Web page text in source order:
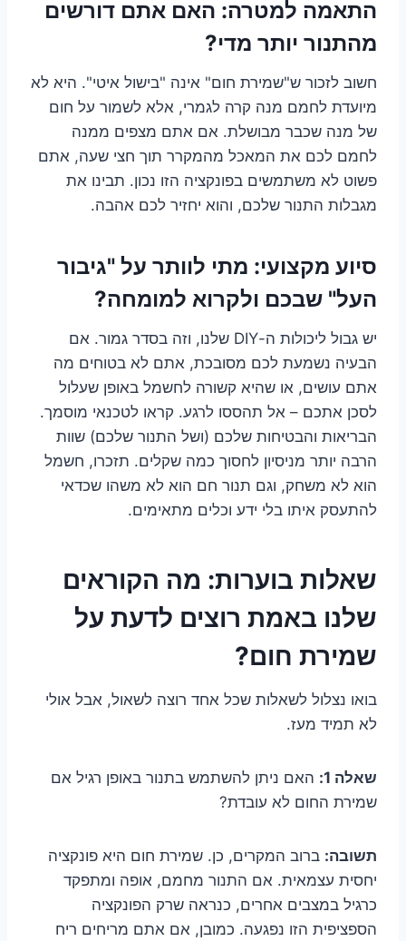
התאמה למטרה: האם אתם דורשים
מהתנור יותר מדי?
חשוב לזכור ש"שמירת חום" אינה "בישול איטי". היא לא
מיועדת לחמם מנה קרה לגמרי, אלא לשמור על חום
של מנה שכבר מבושלת. אם אתם מצפים ממנה
לחמם לכם את המאכל מהמקרר תוך חצי שעה, אתם
פשוט לא משתמשים בפונקציה הזו נכון. תבינו את
מגבלות התנור שלכם, והוא יחזיר לכם אהבה.
סיוע מקצועי: מתי לוותר על "גיבור
העל" שבכם ולקרוא למומחה?
יש גבול ליכולות ה-DIY שלנו, וזה בסדר גמור. אם
הבעיה נשמעת לכם מסובכת, אתם לא בטוחים מה
אתם עושים, או שהיא קשורה לחשמל באופן שעלול
לסכן אתכם – אל תהססו לרגע. קראו לטכנאי מוסמך.
הבריאות והבטיחות שלכם (ושל התנור שלכם) שוות
הרבה יותר מניסיון לחסוך כמה שקלים. תזכרו, חשמל
הוא לא משחק, וגם תנור חם הוא לא משהו שכדאי
להתעסק איתו בלי ידע וכלים מתאימים.
שאלות בוערות: מה הקוראים
שלנו באמת רוצים לדעת על
שמירת חום?
בואו נצלול לשאלות שכל אחד רוצה לשאול, אבל אולי
לא תמיד מעז.
שאלה 1:
האם ניתן להשתמש בתנור באופן רגיל אם
שמירת החום לא עובדת?
תשובה: ברוב המקרים, כן. שמירת חום היא פונקציה
יחסית עצמאית. אם התנור מחמם, אופה ומתפקד
כרגיל במצבים אחרים, כנראה שרק הפונקציה
הספציפית הזו נפגעה. כמובן, אם אתם מריחים ריח